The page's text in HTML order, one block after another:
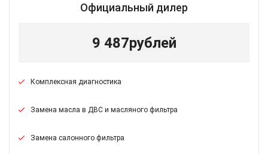
Официальный дилер
9 487рублей
Комплексная диагностика
Замена масла в ДВС и масляного фильтра
Замена салонного фильтра